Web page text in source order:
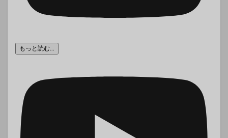
もっと読む...